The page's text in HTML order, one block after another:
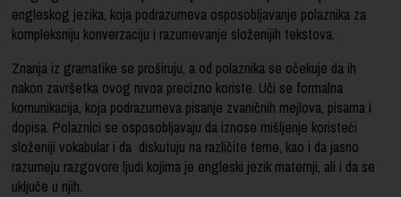
engleskog jezika, koja podrazumeva osposobljavanje polaznika za
kompleksniju konverzaciju i razumevanje složenijih tekstova.
Znanja iz gramatike se proširuju, a od polaznika se očekuje da ih
nakon završetka ovog nivoa precizno koriste. Uči se formalna
komunikacija, koja podrazumeva pisanje zvaničnih mejlova, pisama i
dopisa. Polaznici se osposobljavaju da iznose mišljenje koristeći
složeniji vokabular i da diskutuju na različite teme, kao i da jasno
razumeju razgovore ljudi kojima je engleski jezik maternji, ali i da se
uključe u njih.